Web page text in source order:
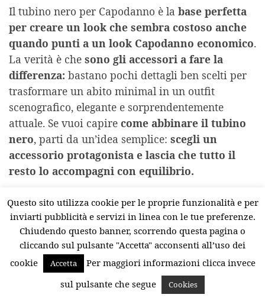
Il tubino nero per Capodanno è la base perfetta
per creare un look che sembra costoso anche
quando punti a un look Capodanno economico.
La verità è che sono gli accessori a fare la
differenza: bastano pochi dettagli ben scelti per
trasformare un abito minimal in un outfit
scenografico, elegante e sorprendentemente
attuale. Se vuoi capire come abbinare il tubino
nero, parti da un’idea semplice: scegli un
accessorio protagonista e lascia che tutto il
resto lo accompagni con equilibrio.
La scelta degli accessori ti aiuterà a trasformare
il tuo look: punta su dettagli luminosi e studia un
equilibrio tra eleganza e carattere. Gli accessori
giusti non solo valorizzano la silhouette, ma
permettono anche di adattare l’outfit a diversi tipi
di serata, che sia una cena elegante o un veglione
Questo sito utilizza cookie per le proprie funzionalità e per
inviarti pubblicità e servizi in linea con le tue preferenze.
Chiudendo questo banner, scorrendo questa pagina o
cliccando sul pulsante "Accetta" acconsenti all’uso dei
cookie
Accetta
Per maggiori informazioni clicca invece
sul pulsante che segue
Cookies